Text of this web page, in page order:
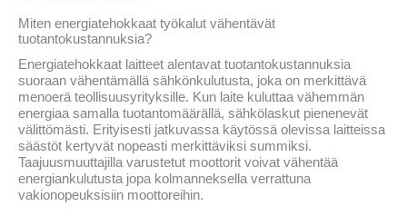
Miten energiatehokkaat työkalut vähentävät
tuotantokustannuksia?
Energiatehokkaat laitteet alentavat tuotantokustannuksia
suoraan vähentämällä sähkönkulutusta, joka on merkittävä
menoerä teollisuusyrityksille. Kun laite kuluttaa vähemmän
energiaa samalla tuotantomäärällä, sähkölaskut pienenevät
välittömästi. Erityisesti jatkuvassa käytössä olevissa laitteissa
säästöt kertyvät nopeasti merkittäviksi summiksi.
Taajuusmuuttajilla varustetut moottorit voivat vähentää
energiankulutusta jopa kolmanneksella verrattuna
vakionopeuksisiin moottoreihin.